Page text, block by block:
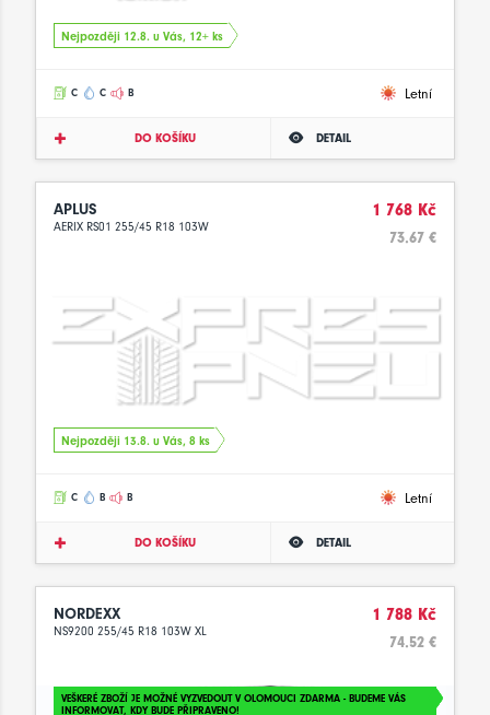
Nejpozději 12.8. u Vás, 12+ ks
C C B Letní
DO KOŠÍKU DETAIL
APLUS
AERIX RS01 255/45 R18 103W
1 768 Kč
73.67 €
Nejpozději 13.8. u Vás, 8 ks
C B B Letní
DO KOŠÍKU DETAIL
NORDEXX
NS9200 255/45 R18 103W XL
1 788 Kč
74.52 €
VEŠKERÉ ZBOŽÍ JE MOŽNÉ VYZVEDOUT V OLOMOUCI ZDARMA - BUDEME VÁS
INFORMOVAT, KDY BUDE PŘIPRAVENO!